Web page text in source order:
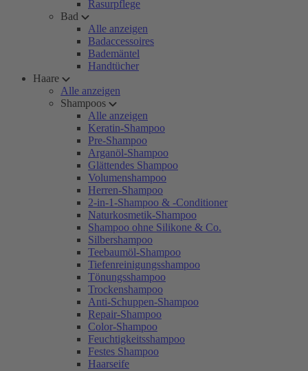
Rasurpflege
Bad
Alle anzeigen
Badaccessoires
Bademäntel
Handtücher
Haare
Alle anzeigen
Shampoos
Alle anzeigen
Keratin-Shampoo
Pre-Shampoo
Arganöl-Shampoo
Glättendes Shampoo
Volumenshampoo
Herren-Shampoo
2-in-1-Shampoo & -Conditioner
Naturkosmetik-Shampoo
Shampoo ohne Silikone & Co.
Silbershampoo
Teebaumöl-Shampoo
Tiefenreinigungsshampoo
Tönungsshampoo
Trockenshampoo
Anti-Schuppen-Shampoo
Repair-Shampoo
Color-Shampoo
Feuchtigkeitsshampoo
Festes Shampoo
Haarseife